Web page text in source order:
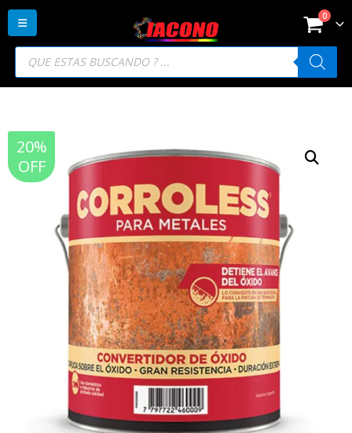
Búsqueda
productos
0
20%
OFF